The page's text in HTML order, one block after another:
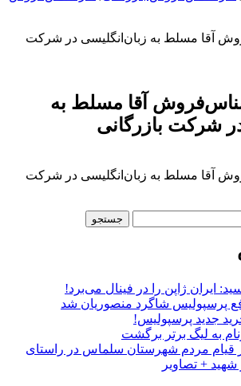
آقا مسلط به زبان‌انگلیسی در شرکت
آقا مسلط به
شرکت بازرگانی
آقا مسلط به زبان‌انگلیسی در شرکت
ایران ژاپن را در فینال می‌برد!
پرسپولیس شاگرد منصوریان شد
جدید پرسپولیس!
به لیگ برتر برگشت
قیام مردم شهرستان سلماس در راستای
+ تصاویر